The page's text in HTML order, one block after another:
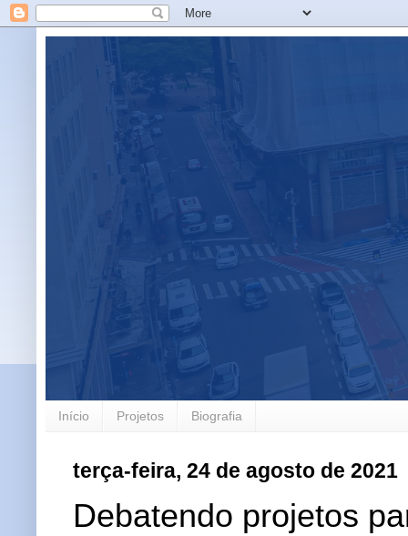
Início Projetos Biografia
terça-feira, 24 de agosto de 2021
Debatendo projetos